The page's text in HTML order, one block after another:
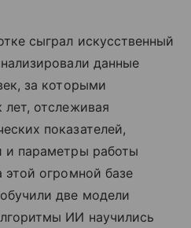
сыграл искусственный
данные
за которыми
отслеживая
показателей,
и параметры работы
этой огромной базе
две модели
ИИ научились